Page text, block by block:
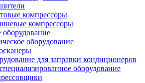
компрессоры
компрессоры
оборудование
для заправки кондиционеров
оборудование